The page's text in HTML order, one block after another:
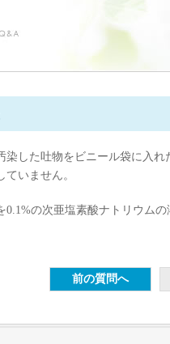
染した吐物をビニール袋に入
いません。
0.1%の次亜塩素酸ナトリウム